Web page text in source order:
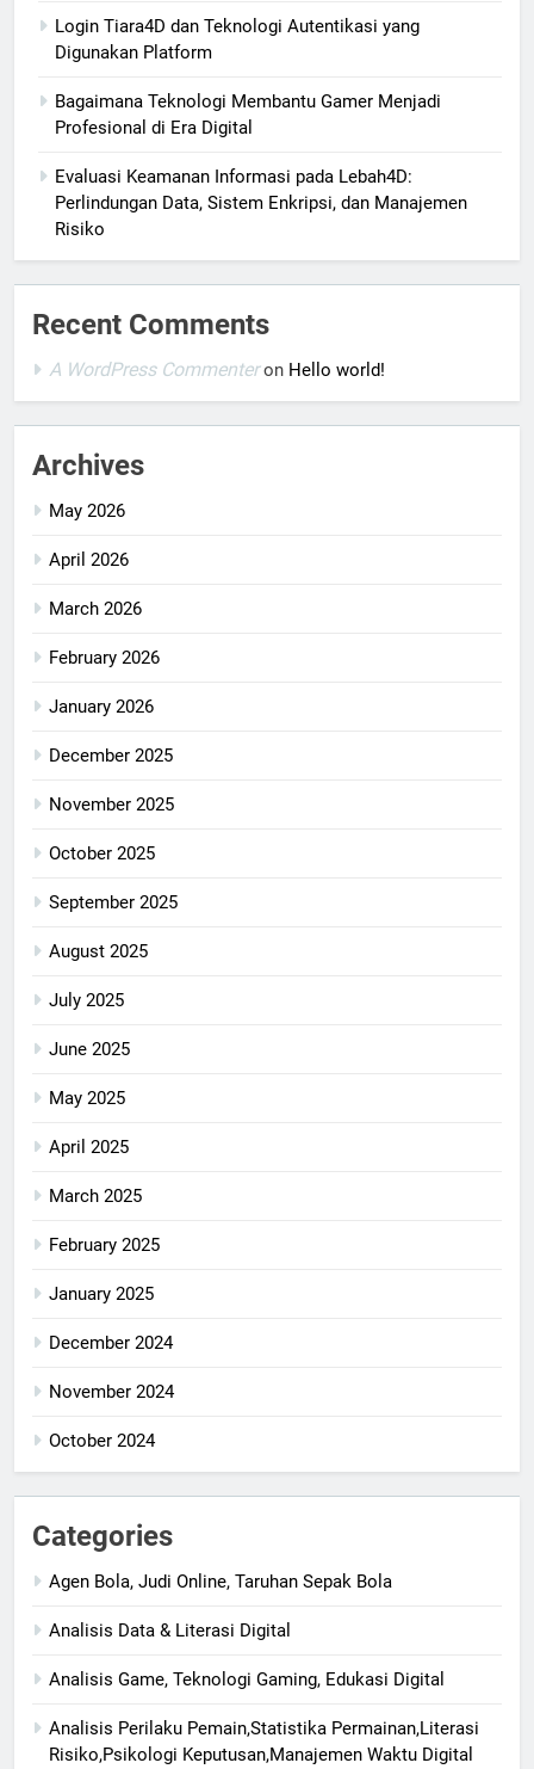
Login Tiara4D dan Teknologi Autentikasi yang
Digunakan Platform
Bagaimana Teknologi Membantu Gamer Menjadi
Profesional di Era Digital
Evaluasi Keamanan Informasi pada Lebah4D:
Perlindungan Data, Sistem Enkripsi, dan Manajemen
Risiko
Recent Comments
A WordPress Commenteron Hello world!
Archives
May 2026
April 2026
March 2026
February 2026
January 2026
December 2025
November 2025
October 2025
September 2025
August 2025
July 2025
June 2025
May 2025
April 2025
March 2025
February 2025
January 2025
December 2024
November 2024
October 2024
Categories
Agen Bola, Judi Online, Taruhan Sepak Bola
Analisis Data & Literasi Digital
Analisis Game, Teknologi Gaming, Edukasi Digital
Analisis Perilaku Pemain,Statistika Permainan,Literasi
Risiko,Psikologi Keputusan,Manajemen Waktu Digital